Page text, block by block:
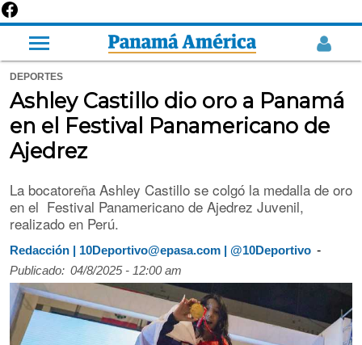
DEPORTES
Ashley Castillo dio oro a Panamá
en el Festival Panamericano de
Ajedrez
La bocatoreña Ashley Castillo se colgó la medalla de oro
en el Festival Panamericano de Ajedrez Juvenil,
realizado en Perú.
Redacción | 10Deportivo@epasa.com | @10Deportivo -
Publicado: 04/8/2025 - 12:00 am